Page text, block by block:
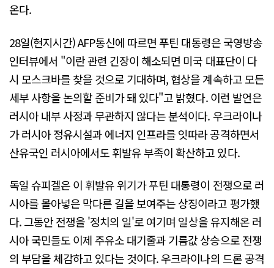
온다.
28일(현지시간) AFP통신에 따르면 푸틴 대통령은 국영방송
인터뷰에서 "이란 관련 긴장이 해소되면 미국 대표단이 다
시 모스크바를 찾을 것으로 기대하며, 협상을 계속하고 모든
세부 사항을 논의할 준비가 돼 있다"고 밝혔다. 이런 발언은
러시아 내부 사정과 무관하지 않다는 분석이다. 우크라이나
가 러시아 정유시설과 에너지 인프라를 잇따라 공격하면서
산유국인 러시아에서도 휘발유 부족이 확산하고 있다.
독일 슈피겔은 이 휘발유 위기가 푸틴 대통령이 전쟁으로 러
시아를 몰아넣은 막다른 길을 보여주는 상징이라고 평가했
다. 그동안 전쟁을 '정치의 일'로 여기며 일상을 유지해온 러
시아 국민들도 이제 주유소 대기줄과 기름값 상승으로 전쟁
의 부담을 체감하고 있다는 것이다. 우크라이나의 드론 공격